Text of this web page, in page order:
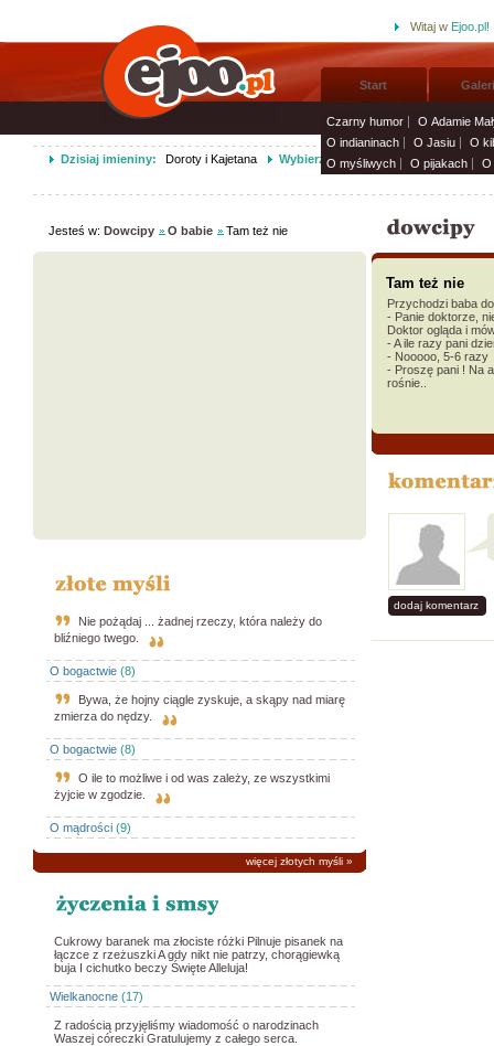
Witaj w Ejoo.pl!
Start
Czarny humor
O Adamie
O indianinach
O Jasiu
O
O myśliwych
O pijakach O
Dzisiaj imieniny: Doroty i Kajetana Wybierz życzenia imieninowe i
Jesteś w:Dowcipy O babie Tam też nie
Nie pożądaj ... żadnej rzeczy, która należy do
bliźniego twego.
O bogactwie (8)
Bywa, że hojny ciągle zyskuje, a skąpy nad miarę
zmierza do nędzy.
O bogactwie (8)
O ile to możliwe i od was zależy, ze wszystkimi
żyjcie w zgodzie.
O mądrości (9)
więcej złotych myśli »
Cukrowy baranek ma złociste różki Pilnuje pisanek na
łączce z rzeżuszki A gdy nikt nie patrzy, chorągiewką
buja I cichutko beczy Święte Alleluja!
Wielkanocne (17)
Z radością przyjęliśmy wiadomość o narodzinach
Waszej córeczki Gratulujemy z całego serca.
Tam też nie
Przychodzi baba
- Panie doktorze,
Doktor ogląda i
- A ile razy pani
- Nooooo, 5-6 razy
- Proszę pani ! Na
rośnie..
dodaj komentarz